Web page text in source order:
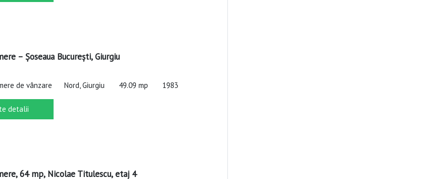
– Șoseaua București, Giurgiu
de vânzare Nord, Giurgiu 49.09 mp 1983
detalii
64 mp, Nicolae Titulescu, etaj 4